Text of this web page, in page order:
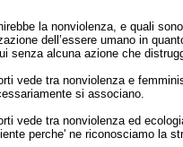
la nonviolenza, e quali
dell’essere umano in
senza alcuna azione che
vede tra nonviolenza e
si associano.
vede tra nonviolenza ed
perche' ne riconosciamo la